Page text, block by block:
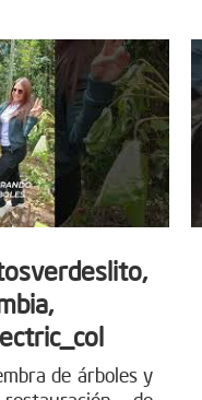
unirte, visita
web
de árboles y